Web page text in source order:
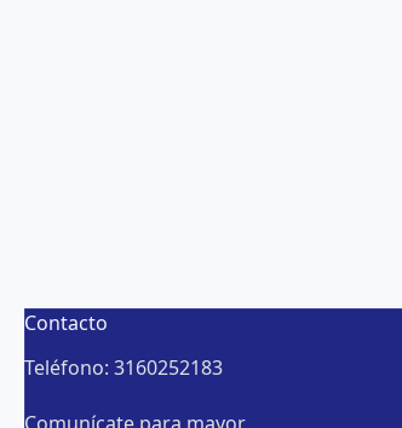
Contacto
Teléfono: 3160252183